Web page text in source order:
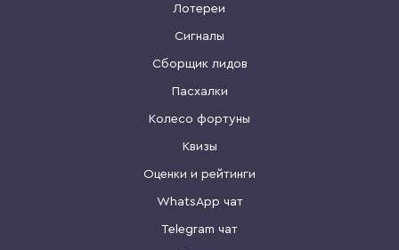
Лотереи
Сигналы
Сборщик лидов
Пасхалки
Колесо фортуны
Квизы
Оценки и рейтинги
WhatsApp чат
Telegram чат